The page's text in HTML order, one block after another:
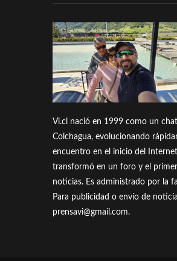
Vi.cl nació en 1999 como un
Colchagua, evolucionando
encuentro en el inicio del
transformó en un foro y el
noticias. Es administrado por la
Para publicidad o envío de
prensavi@gmail.com.